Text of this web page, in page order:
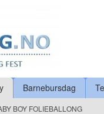
Barnebursdag
BOY FOLIEBALLONG